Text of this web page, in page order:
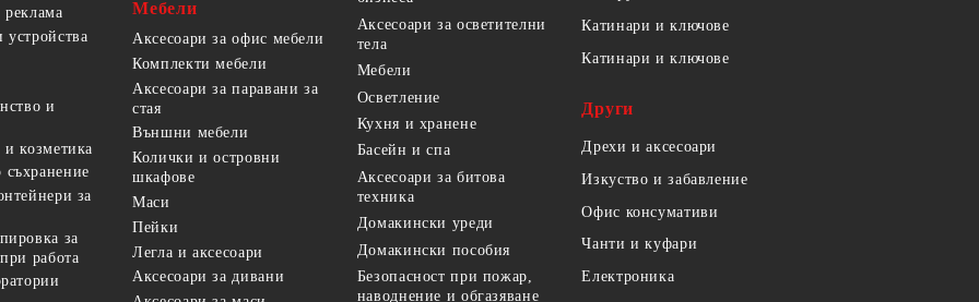
и
козметика
за
за
работа
Мебели
Аксесоари за офис мебели
Комплекти мебели
Аксесоари за паравани за
стая
Външни мебели
Колички и островни
шкафове
Маси
Пейки
Легла и аксесоари
Аксесоари за дивани
Аксесоари за осветителни
тела
Мебели
Осветление
Кухня и хранене
Басейн и спа
Аксесоари за битова
техника
Домакински уреди
Домакински пособия
Безопасност при пожар,
наводнение и обгазяване
Катинари и ключове
Катинари и ключове
Други
Дрехи и аксесоари
Изкуство и забавление
Офис консумативи
Чанти и куфари
Електроника